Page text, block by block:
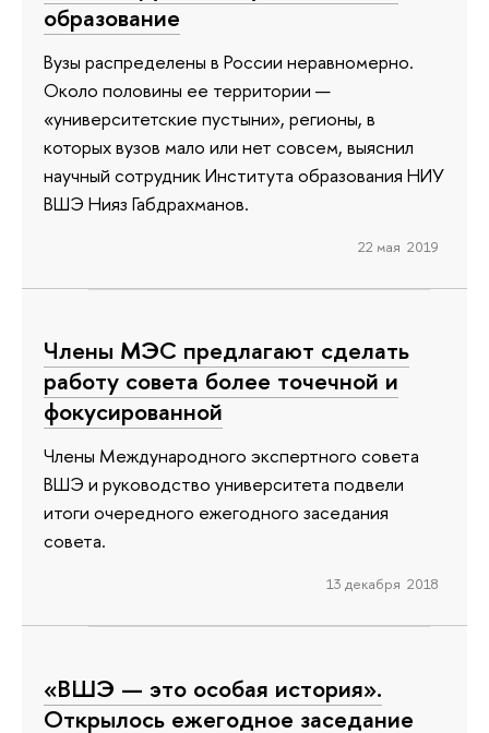
образование
Вузы распределены в России неравномерно.
Около половины ее территории —
«университетские пустыни», регионы, в
которых вузов мало или нет совсем, выяснил
научный сотрудник Института образования НИУ
ВШЭ Нияз Габдрахманов.
22 мая 2019
Члены МЭС предлагают сделать
работу совета более точечной и
фокусированной
Члены Международного экспертного совета
ВШЭ и руководство университета подвели
итоги очередного ежегодного заседания
совета.
13 декабря 2018
«ВШЭ — это особая история».
Открылось ежегодное заседание